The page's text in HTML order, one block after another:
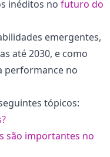
inéditos no futuro do
emergentes,
até 2030, e como
performance no
tópicos:
são importantes no